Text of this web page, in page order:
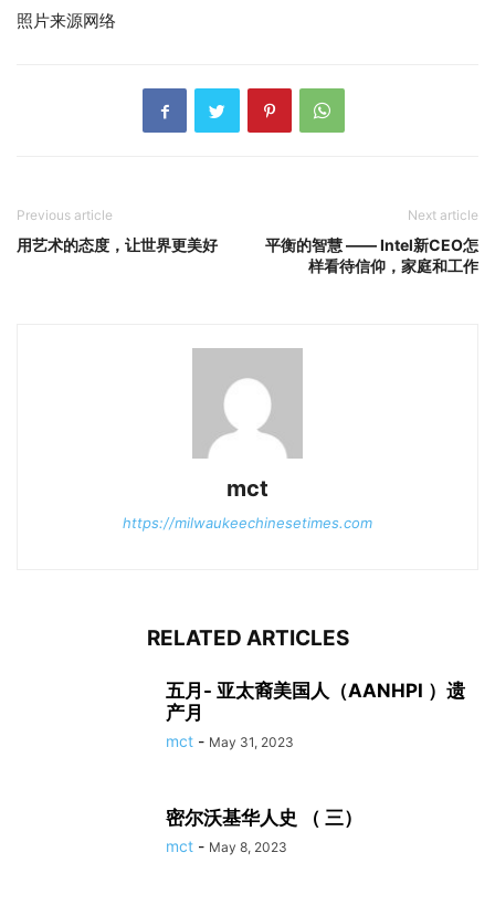
照片来源网络
Previous article
用艺术的态度，让世界更美好
Next article
平衡的智慧 —— Intel新CEO怎
样看待信仰，家庭和工作
mct
https://milwaukeechinesetimes.com
RELATED ARTICLES
五月- 亚太裔美国人（AANHPI ）遗
产月
mct - May 31, 2023
密尔沃基华人史 （ 三）
mct - May 8, 2023